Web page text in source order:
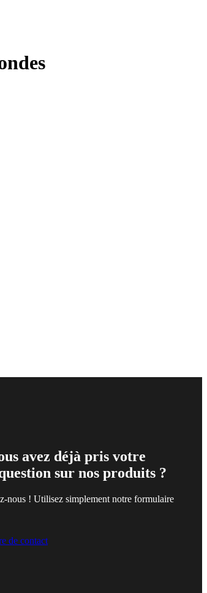
avez déjà pris votre
sur nos produits ?
nous ! Utilisez simplement notre formulaire
de contact